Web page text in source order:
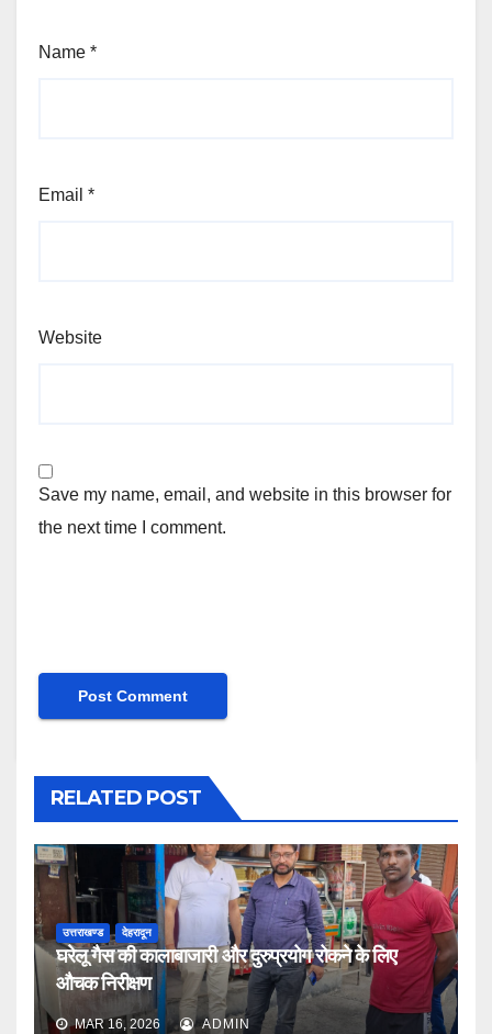
Name *
Email *
Website
Save my name, email, and website in this browser for
the next time I comment.
RELATED POST
उत्तराखण्ड देहरादून
घरेलू गैस की कालाबाजारी और दुरुप्रयोग रोकने के लिए
औचक निरीक्षण
MAR 16, 2026 ADMIN